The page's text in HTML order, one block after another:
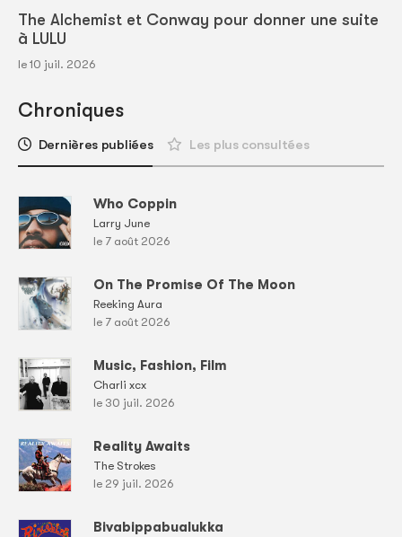
The Alchemist et Conway pour donner une suite
à LULU
le 10 juil. 2026
Chroniques
Dernières publiées Les plus consultées
Who Coppin
Larry June
le 7 août 2026
On The Promise Of The Moon
Reeking Aura
le 7 août 2026
Music, Fashion, Film
Charli xcx
le 30 juil. 2026
Reality Awaits
The Strokes
le 29 juil. 2026
Bivabippabualukka